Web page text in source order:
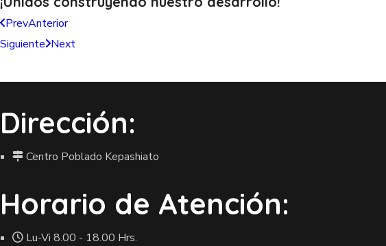
PrevAnterior
Siguiente Next
Dirección:
Centro Poblado Kepashiato
Horario de Atención:
Lu-Vi 8.00 - 18.00 Hrs.